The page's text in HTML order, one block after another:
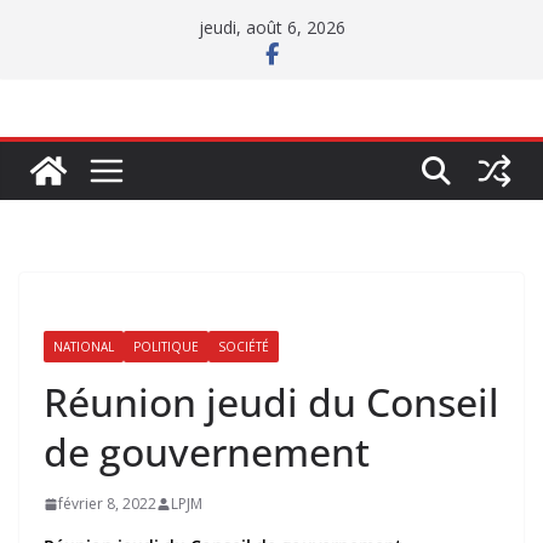
jeudi, août 6, 2026
NATIONAL POLITIQUE SOCIÉTÉ
Réunion jeudi du Conseil
de gouvernement
février 8, 2022 LPJM